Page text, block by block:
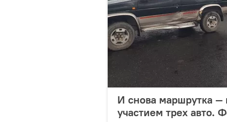
И снова маршрутка
участием трех авто.